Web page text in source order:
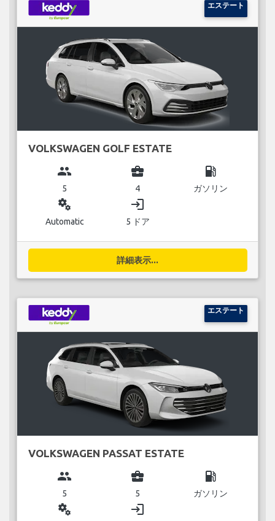
エステート
VOLKSWAGEN GOLF ESTATE
group
5
business_center
4
local_gas_station
ガソリン
miscellaneous_services
Automatic
login
5 ドア
詳細表示...
エステート
VOLKSWAGEN PASSAT ESTATE
group
5
business_center
5
local_gas_station
ガソリン
miscellaneous_services login